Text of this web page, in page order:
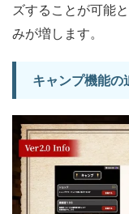
ズすることが可能
みが増します。
キャンプ機能の